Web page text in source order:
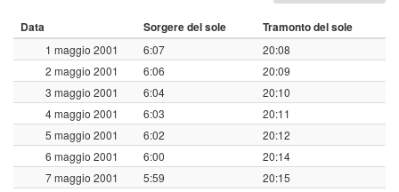
Data Sorgere del sole Tramonto del sole
1 maggio 2001 6:07
20:08
2 maggio 2001
6:06
20:09
3 maggio 2001
6:04
20:10
4 maggio 2001
6:03
20:11
5 maggio 2001
6:02
20:12
6 maggio 2001
6:00
20:14
7 maggio 2001
5:59
20:15